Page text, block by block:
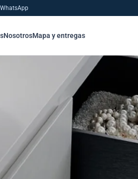
NosotrosMapa y entregas